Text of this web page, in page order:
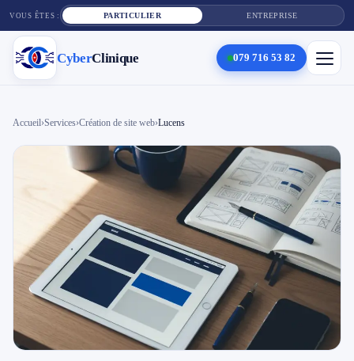
VOUS ÊTES : PARTICULIER ENTREPRISE
CyberClinique 079 716 53 82
Cyber Clinique
Réparation téléphone
Tarifs
Blog
Accueil›Services›Création de site web›Lucens